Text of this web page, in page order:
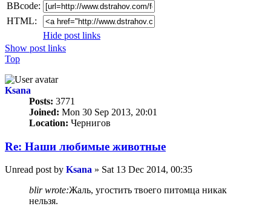
BBcode:
HTML:
Hide post links
Show post links
Top
Ksana
Posts: 3771
Joined: Mon 30 Sep 2013, 20:01
Location: Чернигов
Re: Наши любимые животные
Unread post by Ksana » Sat 13 Dec 2014, 00:35
blir wrote:Жаль, угостить твоего питомца никак
нельзя.